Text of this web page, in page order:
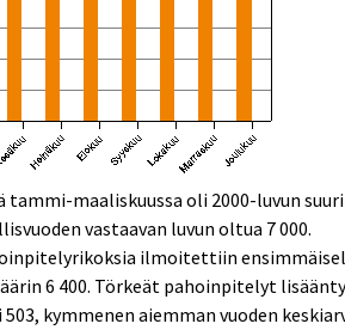
maaliskuussa oli 2000-luvun
vastaavan luvun oltua 7 000.
ilmoitettiin
6 400. Törkeät pahoinpitelyt
kymmenen aiemman vuoden